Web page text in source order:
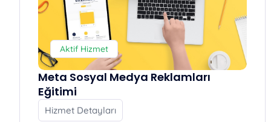
Aktif Hizmet
Meta Sosyal Medya Reklamları
Eğitimi
Hizmet Detayları